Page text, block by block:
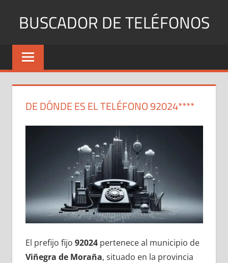
BUSCADOR DE TELÉFONOS
Identifica
Números
y
DE DÓNDE ES EL TELÉFONO 92024****
El prefijo fijo 92024pertenece al municipio dе
Viñegra dе Moraña, situado en la provincia